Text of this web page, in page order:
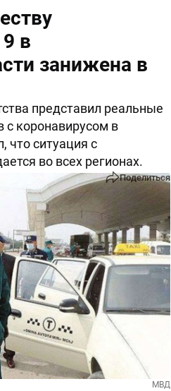
в
занижена в
представил реальные
с коронавирусом в
что ситуация с
во всех регионах.
Поделиться
МВД